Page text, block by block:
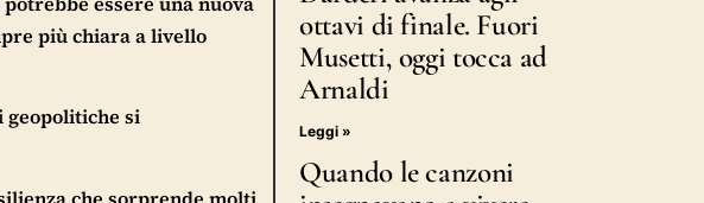
più chiara a livello
geopolitiche si
che sorprende molti
ottavi di finale. Fuori
Musetti, oggi tocca ad
Arnaldi
Leggi »
Quando le canzoni